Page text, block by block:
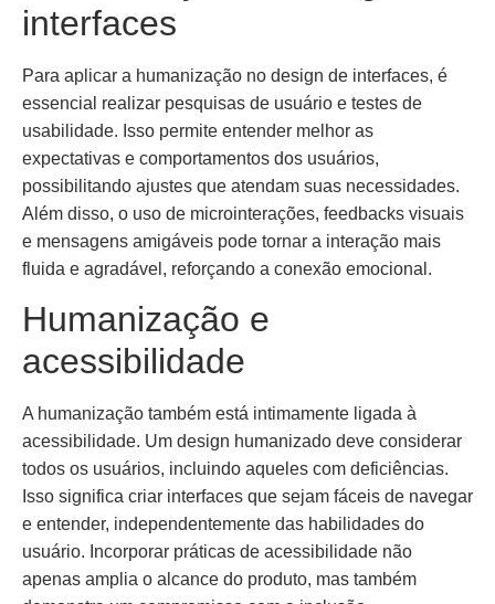
interfaces
Para aplicar a humanização no design de interfaces, é
essencial realizar pesquisas de usuário e testes de
usabilidade. Isso permite entender melhor as
expectativas e comportamentos dos usuários,
possibilitando ajustes que atendam suas necessidades.
Além disso, o uso de microinterações, feedbacks visuais
e mensagens amigáveis pode tornar a interação mais
fluida e agradável, reforçando a conexão emocional.
Humanização e
acessibilidade
A humanização também está intimamente ligada à
acessibilidade. Um design humanizado deve considerar
todos os usuários, incluindo aqueles com deficiências.
Isso significa criar interfaces que sejam fáceis de navegar
e entender, independentemente das habilidades do
usuário. Incorporar práticas de acessibilidade não
apenas amplia o alcance do produto, mas também